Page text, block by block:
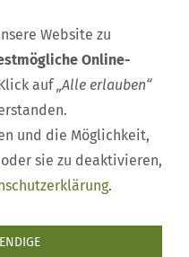
für die Darstellung
haben.
, um
anzupassen.
Website zu
Online-
auf„Alle erlauben“
und die Möglichkeit,
sie zu deaktivieren,
.